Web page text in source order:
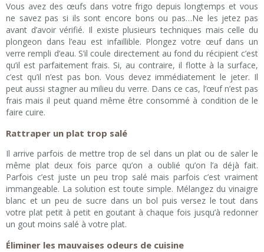
Vous avez des œufs dans votre frigo depuis longtemps et vous
ne savez pas si ils sont encore bons ou pas…Ne les jetez pas
avant d’avoir vérifié. Il existe plusieurs techniques mais celle du
plongeon dans l’eau est infaillible. Plongez votre œuf dans un
verre rempli d’eau. S’il coule directement au fond du récipient c’est
qu’il est parfaitement frais. Si, au contraire, il flotte à la surface,
c’est qu’il n’est pas bon. Vous devez immédiatement le jeter. Il
peut aussi stagner au milieu du verre. Dans ce cas, l’œuf n’est pas
frais mais il peut quand même être consommé à condition de le
faire cuire.
Rattraper un plat trop salé
Il arrive parfois de mettre trop de sel dans un plat ou de saler le
même plat deux fois parce qu’on a oublié qu’on l’a déjà fait.
Parfois c’est juste un peu trop salé mais parfois c’est vraiment
immangeable. La solution est toute simple. Mélangez du vinaigre
blanc et un peu de sucre dans un bol puis versez le tout dans
votre plat petit à petit en goutant à chaque fois jusqu’à redonner
un gout moins salé à votre plat.
Éliminer les mauvaises odeurs de cuisine